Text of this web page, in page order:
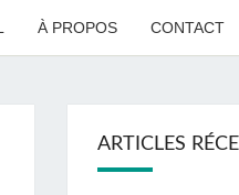
À PROPOS CONTACT
ARTICLES